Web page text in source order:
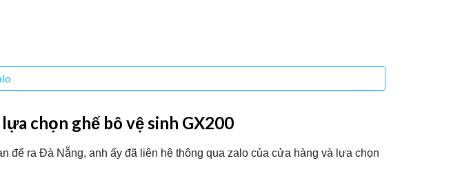
chọn ghế bô vệ sinh GX200
để ra Đà Nẵng, anh ấy đã liên hệ thông qua zalo của cửa hàng và lựa chọn